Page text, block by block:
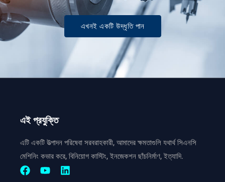
এখনই একটি উদ্ধৃতি পান
এই প্রযুক্তি
এটি একটি উত্পাদন পরিষেবা সরবরাহকারী, আমাদের ক্ষমতাগুলি যথার্থ সিএনসি
মেশিনিং কভার করে, বিনিয়োগ কাস্টিং, ইনজেকশন ছাঁচনির্মাণ, ইত্যাদি.